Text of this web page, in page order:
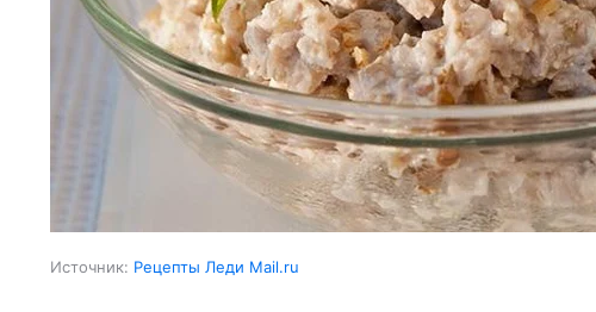
Источник: Рецепты Леди Mail.ru